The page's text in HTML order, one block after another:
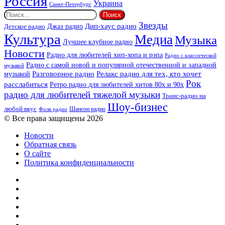
Санкт-Петербург Украина
Найти:
Детское радио Джаз радио Дип-хаус радио Звезды
Культура Лучшее клубное радио МедиаМузыка
Новости Радио для любителей хип-хопа и рэпа Радио с классической
музыкой Радио с самой новой и популярной отечественной и западной
музыкой Разговорное радио Релакс радио для тех, кто хочет
расслабиться Ретро радио для любителей хитов 80х и 90х Рок
радио для любителей тяжелой музыки Транс-радио на
любой вкус Фолк радио Шансон радио Шоу-бизнес
© Все права защищены 2026
Новости
Обратная связь
О сайте
Политика конфиденциальности